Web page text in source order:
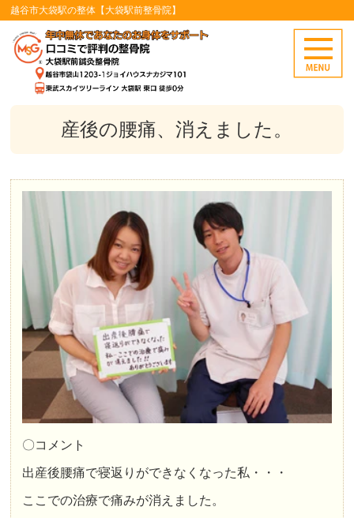
越谷市大袋駅の整体【大袋駅前整骨院】
産後の腰痛、消えました。
〇コメント
出産後腰痛で寝返りができなくなった私・・・
ここでの治療で痛みが消えました。